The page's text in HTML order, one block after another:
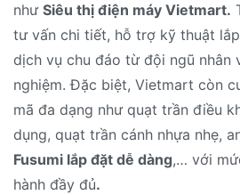
như Siêu thị điện máy Vietmart.
tư vấn chi tiết, hỗ trợ kỹ thuật
dịch vụ chu đáo từ đội ngũ nhân
nghiệm. Đặc biệt, Vietmart còn
mã đa dạng như quạt trần điều
dụng, quạt trần cánh nhựa nhẹ,
Fusumi lắp đặt dễ dàng,… với
hành đầy đủ.